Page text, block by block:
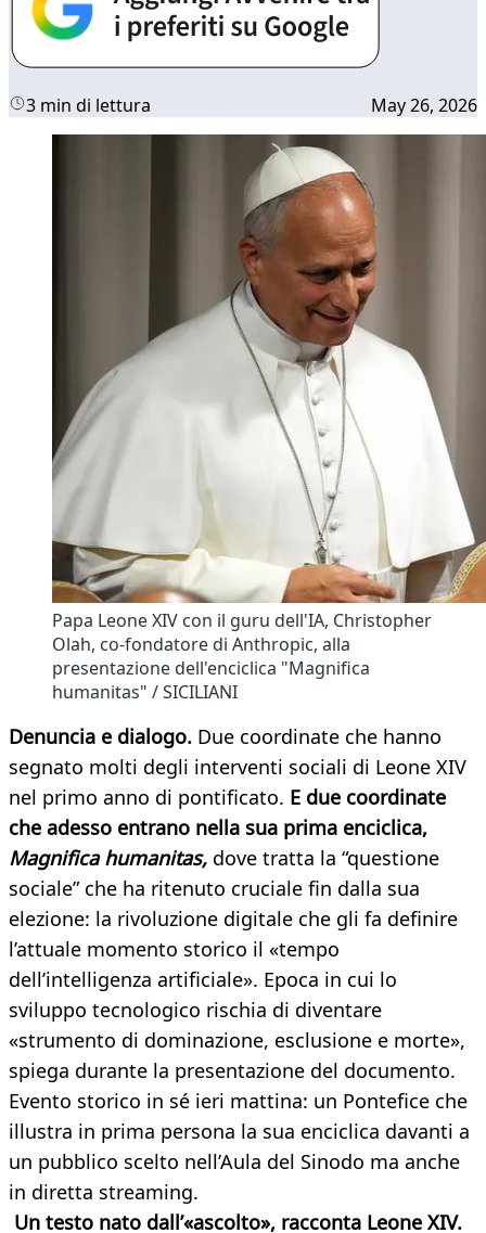
3 min di lettura May 26, 2026
Papa Leone XIV con il guru dell'IA, Christopher
Olah, co-fondatore di Anthropic, alla
presentazione dell'enciclica "Magnifica
humanitas" / SICILIANI
Denuncia e dialogo. Due coordinate che hanno
segnato molti degli interventi sociali di Leone XIV
nel primo anno di pontificato. E due coordinate
che adesso entrano nella sua prima enciclica,
Magnifica humanitas, dove tratta la “questione
sociale” che ha ritenuto cruciale fin dalla sua
elezione: la rivoluzione digitale che gli fa definire
l’attuale momento storico il «tempo
dell’intelligenza artificiale». Epoca in cui lo
sviluppo tecnologico rischia di diventare
«strumento di dominazione, esclusione e morte»,
spiega durante la presentazione del documento.
Evento storico in sé ieri mattina: un Pontefice che
illustra in prima persona la sua enciclica davanti a
un pubblico scelto nell’Aula del Sinodo ma anche
in diretta streaming.
Un testo nato dall’«ascolto», racconta Leone XIV.